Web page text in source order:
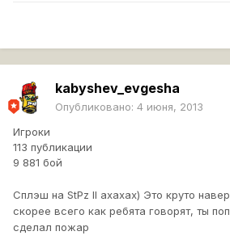
kabyshev_evgesha
Опубликовано: 4 июня, 2013
Игроки
113 публикации
9 881 бой
Сплэш на StPz II ахахах) Это круто
скорее всего как ребята говорят, ты
сделал пожар